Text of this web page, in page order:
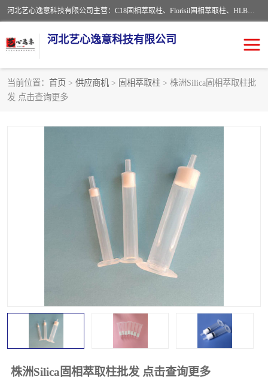
河北艺心逸意科技有限公司主营：C18固相萃取柱、Florisil固相萃取柱、HLB固相萃取柱、MCX固相萃取柱、QuEChERS、固相萃取空柱、针式过滤器 、固相萃取柱、黄曲霉毒素亲和柱。全国咨询热线：18630105913。河北艺心逸意科技有限公司接受来样定做，我们秉承着“顾客至上，锐意进取”的经营理念，坚持客户至上的原则为广大客户提供优质的服务，欢迎广大客户惠顾！免费咨询！
河北艺心逸意科技有限公司
当前位置： 首页 > 供应商机 > 固相萃取柱 > 株洲Silica固相萃取柱批
发 点击查询更多
株洲Silica固相萃取柱批发 点击查询更多
固相萃取柱
过滤器/滤膜
SPE配件
96孔板